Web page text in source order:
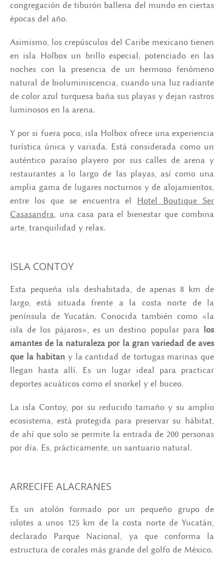
congregación de tiburón ballena del mundo en ciertas
épocas del año.
Asimismo, los crepúsculos del Caribe mexicano tienen
en isla Holbox un brillo especial, potenciado en las
noches con la presencia de un hermoso fenómeno
natural de bioluminiscencia, cuando una luz radiante
de color azul turquesa baña sus playas y dejan rastros
luminosos en la arena.
Y por si fuera poco, isla Holbox ofrece una experiencia
turística única y variada. Está considerada como un
auténtico paraíso playero por sus calles de arena y
restaurantes a lo largo de las playas, así como una
amplia gama de lugares nocturnos y de alojamientos,
entre los que se encuentra el Hotel Boutique Ser
Casasandra, una casa para el bienestar que combina
arte, tranquilidad y relax.
ISLA CONTOY
Esta pequeña isla deshabitada, de apenas 8 km de
largo, está situada frente a la costa norte de la
península de Yucatán. Conocida también como «la
isla de los pájaros», es un destino popular paralos
amantes de la naturaleza por la gran variedad de aves
que la habitan y la cantidad de tortugas marinas que
llegan hasta allí. Es un lugar ideal para practicar
deportes acuáticos como el snorkel y el buceo.
La isla Contoy, por su reducido tamaño y su amplio
ecosistema, está protegida para preservar su hábitat,
de ahí que solo se permite la entrada de 200 personas
por día. Es, prácticamente, un santuario natural.
ARRECIFE ALACRANES
Es un atolón formado por un pequeño grupo de
islotes a unos 125 km de la costa norte de Yucatán,
declarado Parque Nacional, ya que conforma la
estructura de corales más grande del golfo de México.